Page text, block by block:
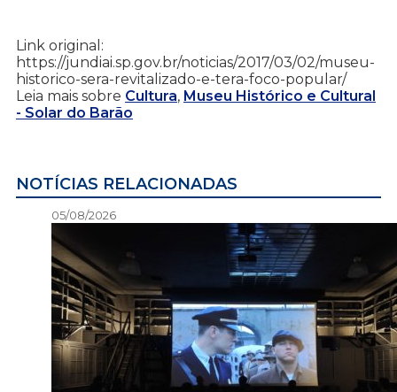
Link original:
https://jundiai.sp.gov.br/noticias/2017/03/02/museu-
historico-sera-revitalizado-e-tera-foco-popular/
Leia mais sobre Cultura, Museu Histórico e Cultural
- Solar do Barão
NOTÍCIAS RELACIONADAS
05/08/2026